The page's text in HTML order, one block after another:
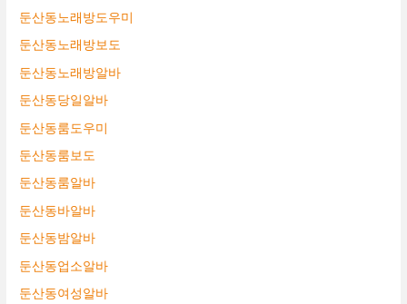
둔산동노래방도우미
둔산동노래방보도
둔산동노래방알바
둔산동당일알바
둔산동룸도우미
둔산동룸보도
둔산동룸알바
둔산동바알바
둔산동밤알바
둔산동업소알바
둔산동여성알바